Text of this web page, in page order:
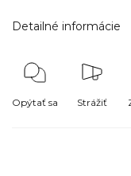
Detailné informácie
Opýtať sa Strážiť